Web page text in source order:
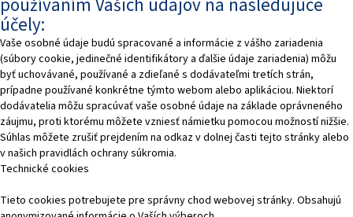
používaním Vašich údajov na nasledujúce
účely:
Vaše osobné údaje budú spracované a informácie z vášho zariadenia
(súbory cookie, jedinečné identifikátory a ďalšie údaje zariadenia) môžu
byť uchovávané, používané a zdieľané s dodávateľmi tretích strán,
prípadne používané konkrétne týmto webom alebo aplikáciou. Niektorí
dodávatelia môžu spracúvať vaše osobné údaje na základe oprávneného
záujmu, proti ktorému môžete vzniesť námietku pomocou možností nižšie.
Súhlas môžete zrušiť prejdením na odkaz v dolnej časti tejto stránky alebo
v našich pravidlách ochrany súkromia.
Technické cookies
Tieto cookies potrebujete pre správny chod webovej stránky. Obsahujú